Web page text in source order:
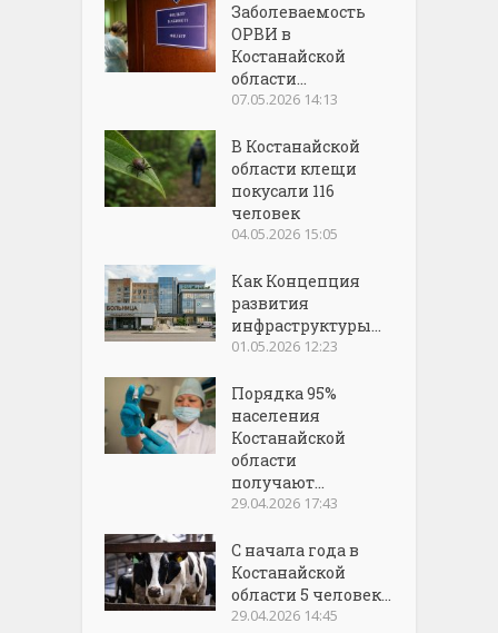
Заболеваемость
ОРВИ в
Костанайской
области...
07.05.2026 14:13
В Костанайской
области клещи
покусали 116
человек
04.05.2026 15:05
Как Концепция
развития
инфраструктуры...
01.05.2026 12:23
Порядка 95%
населения
Костанайской
области
получают...
29.04.2026 17:43
С начала года в
Костанайской
области 5 человек...
29.04.2026 14:45